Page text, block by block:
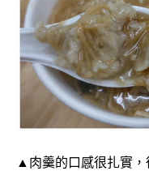
▲肉羹的口感很扎實